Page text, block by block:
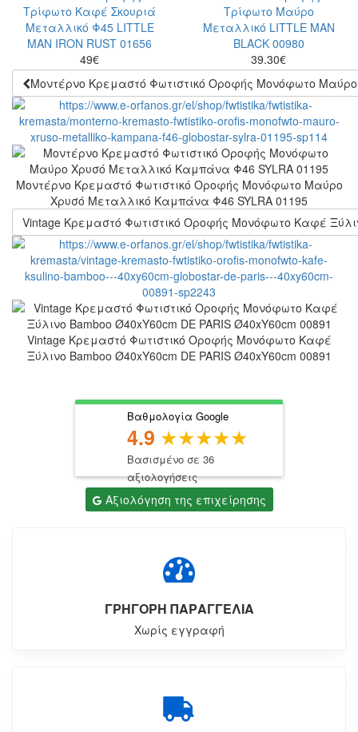
49€ 39.30€
Μοντέρνο Κρεμαστό Φωτιστικό Οροφής Μονόφωτο
Μοντέρνο Κρεμαστό Φωτιστικό Οροφής Μονόφωτο Μαύρο
Χρυσό Μεταλλικό Καμπάνα Φ46 SYLRA 01195
Vintage Κρεμαστό Φωτιστικό Οροφής Μονόφωτο Καφέ
Vintage Κρεμαστό Φωτιστικό Οροφής Μονόφωτο Καφέ
Ξύλινο Bamboo Ø40xΥ60cm DE PARIS Ø40xΥ60cm 00891
Βαθμολογία Google
4.9
Βασισμένο σε 36
αξιολογήσεις
Αξιολόγηση της επιχείρησης
ΓΡΗΓΟΡΗ ΠΑΡΑΓΓΕΛΙΑ
Χωρίς εγγραφή